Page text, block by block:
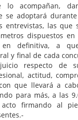
lo acompañan,
se adoptará
entrevistas, las que
dispuestos
en definitiva, a
y final de cada
respecto de
actitud,
que llevará a
para más, a las
firmando al